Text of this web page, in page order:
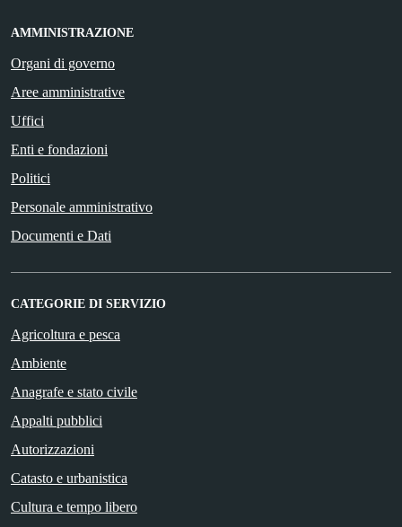
AMMINISTRAZIONE
Organi di governo
Aree amministrative
Uffici
Enti e fondazioni
Politici
Personale amministrativo
Documenti e Dati
CATEGORIE DI SERVIZIO
Agricoltura e pesca
Ambiente
Anagrafe e stato civile
Appalti pubblici
Autorizzazioni
Catasto e urbanistica
Cultura e tempo libero